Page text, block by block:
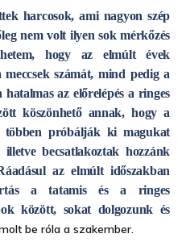
harcosok, ami nagyon szép
nem volt ilyen sok mérkőzés
hogy az elmúlt évek
számát, mind pedig a
az előrelépés a ringes
köszönhető annak, hogy a
próbálják ki magukat
becsatlakoztak hozzánk
az elmúlt időszakban
a tatamis és a ringes
között, sokat dolgozunk és
be róla a szakember.